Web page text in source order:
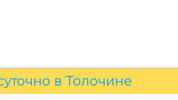
в Толочине